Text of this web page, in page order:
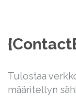
Tulostaa
määritellyn